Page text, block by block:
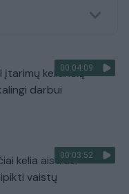
00:04:09
įtarimų keliančių
darbui
00:03:52
kelia aistras:
vaistų